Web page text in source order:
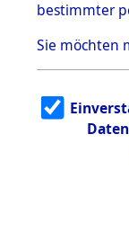
zu
en
5.3.2
g
5.3.3
bestimmter
Sie möchten